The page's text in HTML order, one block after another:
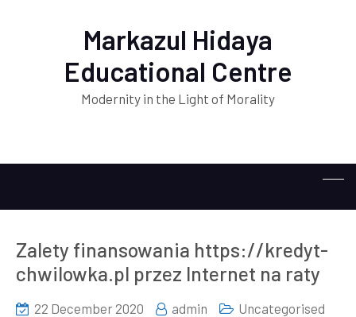
Markazul Hidaya
Educational Centre
Modernity in the Light of Morality
Zalety finansowania https://kredyt-
chwilowka.pl przez Internet na raty
22 December 2020 admin Uncategorised